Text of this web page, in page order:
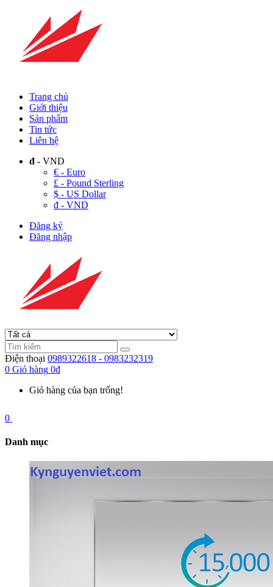
Trang chủ
Giới thiệu
Sản phẩm
Tin tức
Liên hệ
đ - VND
€ - Euro
£ - Pound Sterling
$ - US Dollar
đ - VND
Đăng ký
Đăng nhập
Điện thoại 0989322618 - 0983232319
0 Giỏ hàng 0đ
Giỏ hàng của bạn trống!
0
Danh mục